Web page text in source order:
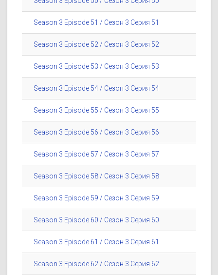
Season 3 Episode 51 / Сезон 3 Серия 51
Season 3 Episode 52 / Сезон 3 Серия 52
Season 3 Episode 53 / Сезон 3 Серия 53
Season 3 Episode 54 / Сезон 3 Серия 54
Season 3 Episode 55 / Сезон 3 Серия 55
Season 3 Episode 56 / Сезон 3 Серия 56
Season 3 Episode 57 / Сезон 3 Серия 57
Season 3 Episode 58 / Сезон 3 Серия 58
Season 3 Episode 59 / Сезон 3 Серия 59
Season 3 Episode 60 / Сезон 3 Серия 60
Season 3 Episode 61 / Сезон 3 Серия 61
Season 3 Episode 62 / Сезон 3 Серия 62